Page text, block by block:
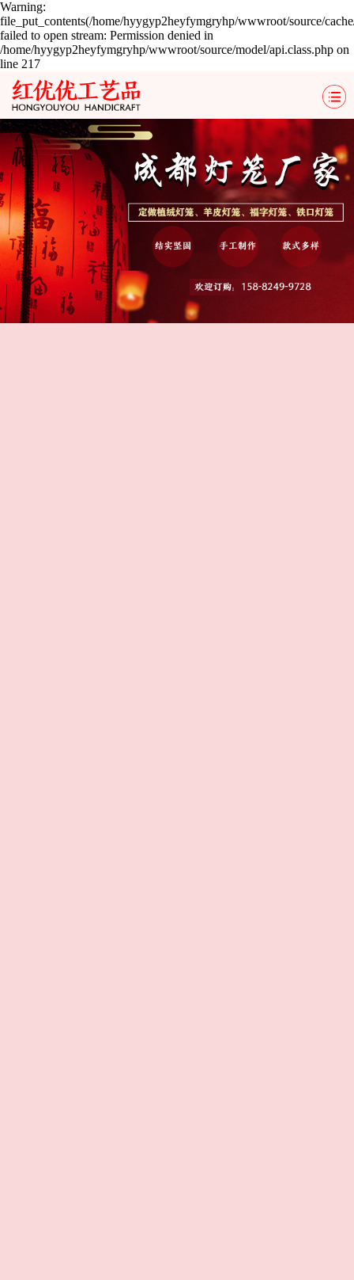
Warning:
file_put_contents(/home/hyygyp2heyfymgryhp/wwwroot/source/
failed to open stream: Permission denied in
/home/hyygyp2heyfymgryhp/wwwroot/source/model/api.class.php on
line 217